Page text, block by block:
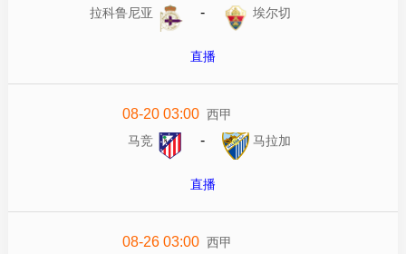
拉科鲁尼亚
- 埃尔切
直播
08-20 03:00 西甲
马竞
- 马拉加
直播
08-26 03:00 西甲